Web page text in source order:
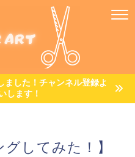
した！チャンネル登録よ
します！
グしてみた！】